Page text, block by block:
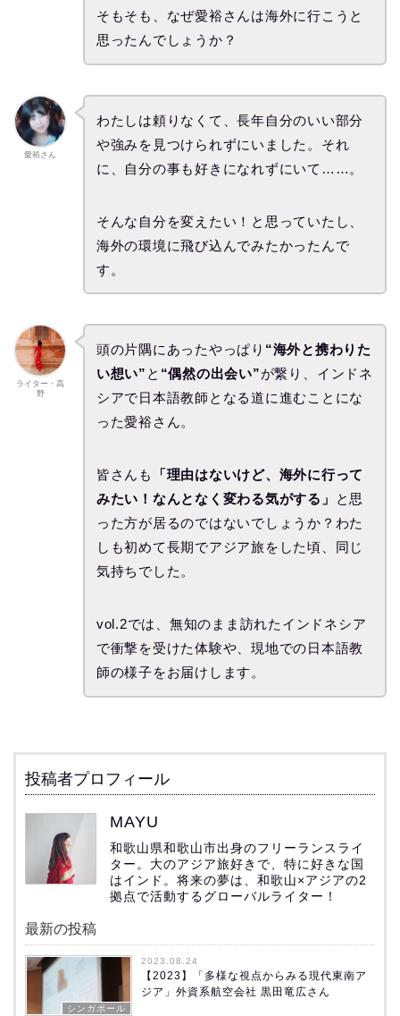
そもそも、なぜ愛裕さんは海外に行こうと
思ったんでしょうか？
愛裕さん
わたしは頼りなくて、長年自分のいい部分
や強みを見つけられずにいました。それ
に、自分の事も好きになれずにいて……。
そんな自分を変えたい！と思っていたし、
海外の環境に飛び込んでみたかったんで
す。
ライター・高
野
頭の片隅にあったやっぱり “海外と携わりた
い想い” と “偶然の出会い”が繋り、インドネ
シアで日本語教師となる道に進むことにな
った愛裕さん。
皆さんも
「理由はないけど、海外に行って
みたい！なんとなく変わる気がする」
と思
った方が居るのではないでしょうか？わた
しも初めて長期でアジア旅をした頃、同じ
気持ちでした。
vol.2では、無知のまま訪れたインドネシア
で衝撃を受けた体験や、現地での日本語教
師の様子をお届けします。
投稿者プロフィール
MAYU
和歌山県和歌山市出身のフリーランスライ
ター。大のアジア旅好きで、特に好きな国
はインド。将来の夢は、和歌山×アジアの2
拠点で活動するグローバルライター！
最新の投稿
シンガポール
2023.08.24
【2023】「多様な視点からみる現代東南ア
ジア」外資系航空会社 黒田竜広さん